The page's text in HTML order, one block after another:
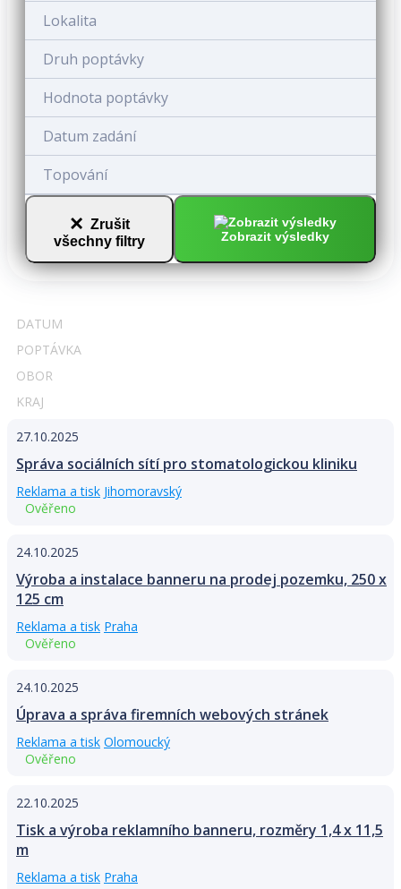
Lokalita
Druh poptávky
Hodnota poptávky
Datum zadání
Topování
× Zrušit
všechny filtry
Zobrazit výsledky
DATUM
POPTÁVKA
OBOR
KRAJ
27.10.2025
Správa sociálních sítí pro stomatologickou kliniku
Reklama a tisk Jihomoravský
Ověřeno
24.10.2025
Výroba a instalace banneru na prodej pozemku, 250 x
125 cm
Reklama a tisk Praha
Ověřeno
24.10.2025
Úprava a správa firemních webových stránek
Reklama a tisk Olomoucký
Ověřeno
22.10.2025
Tisk a výroba reklamního banneru, rozměry 1,4 x 11,5
m
Reklama a tisk Praha